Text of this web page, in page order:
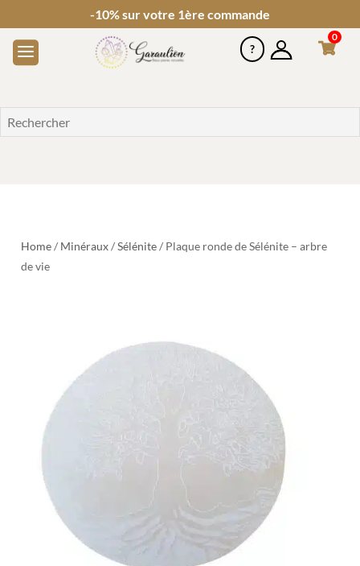
-10% sur votre 1ère commande
0
Home/ Minéraux/Sélénite/ Plaque ronde de Sélénite – arbre
de vie